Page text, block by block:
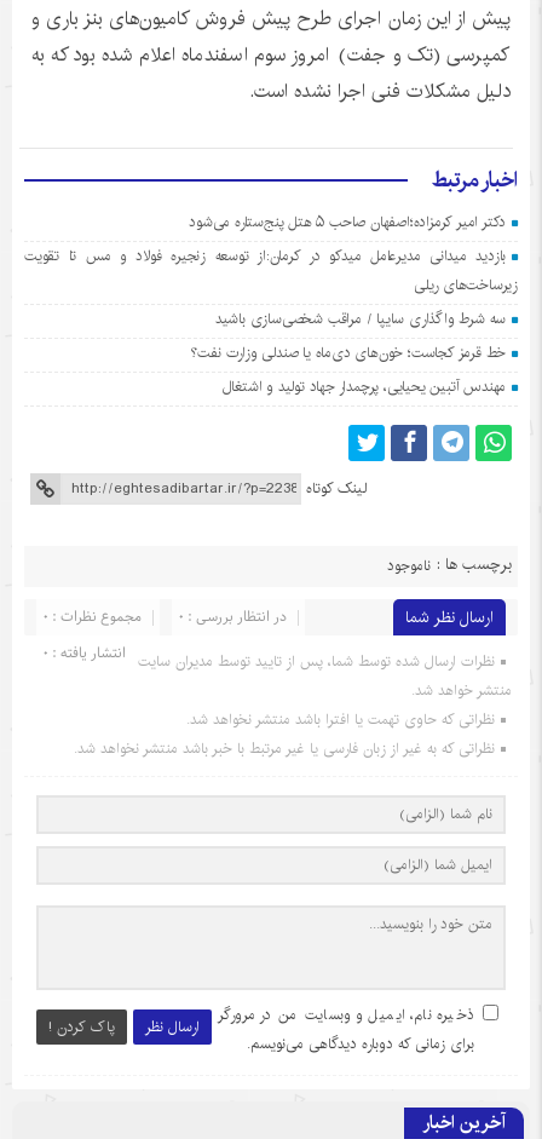
پیش از این زمان اجرای طرح پیش فروش کامیون‌های بنز باری و
کمپرسی (تک و جفت) امروز سوم اسفندماه اعلام شده بود که به
دلیل مشکلات فنی اجرا نشده است.
اخبار مرتبط
دکتر امیر کرمزاده؛اصفهان صاحب ۵ هتل پنج‌ستاره می‌شود
بازدید میدانی مدیرعامل میدکو در کرمان:از توسعه زنجیره فولاد و مس تا تقویت
زیرساخت‌های ریلی
سه شرط واگذاری سایپا / مراقب شخصی‌سازی باشید
خط قرمز کجاست؛ خون‌های دی‌ماه یا صندلی وزارت نفت؟
مهندس آتبین یحیایی، پرچمدار جهاد تولید و اشتغال
لینک کوتاه
برچسب ها : ناموجود
ارسال نظر شما مجموع نظرات : 0
در انتظار بررسی : 0
انتشار یافته : 0 نظرات ارسال شده توسط شما، پس از تایید توسط مدیران سایت
منتشر خواهد شد.
نظراتی که حاوی تهمت یا افترا باشد منتشر نخواهد شد.
نظراتی که به غیر از زبان فارسی یا غیر مرتبط با خبر باشد منتشر نخواهد شد.
ارسال نظر پاک کردن !
ذخیره نام، ایمیل و وبسایت من در مرورگر
برای زمانی که دوباره دیدگاهی می‌نویسم.
آخرین اخبار